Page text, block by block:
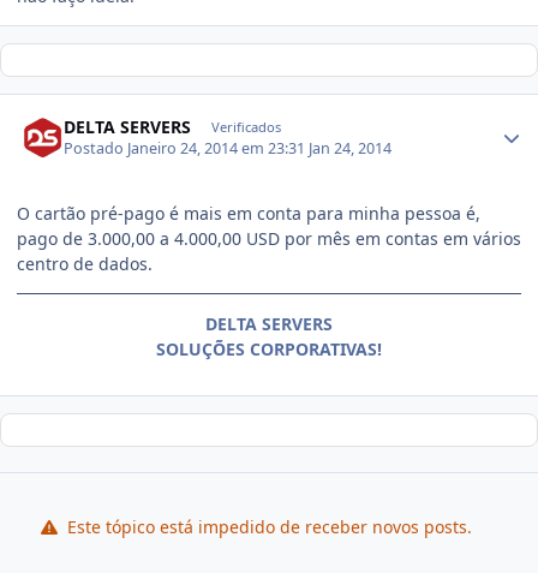
DELTA SERVERS Verificados
Postado Janeiro 24, 2014 em 23:31 Jan 24, 2014
O cartão pré-pago é mais em conta para minha pessoa é,
pago de 3.000,00 a 4.000,00 USD por mês em contas em vários
centro de dados.
DELTA SERVERS
SOLUÇÕES CORPORATIVAS!
Este tópico está impedido de receber novos posts.